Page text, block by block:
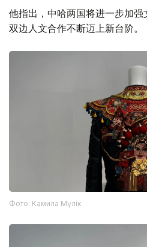
他指出，中哈两国将进一步加
双边人文合作不断迈上新台阶。
Фото: Камила Мүлік